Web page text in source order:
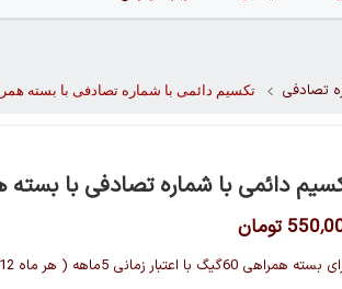
تصادفی تکسیم دائمی با شماره تصادفی با بسته همراهی
دائمی با شماره تصادفی با بسته
تومان
همراهی 60گیگ با اعتبار زمانی 5ماهه ( هر ماه 12گیگ )